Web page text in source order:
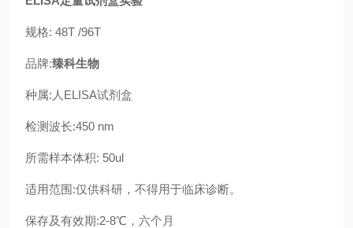
规格: 48T /96T
品牌:臻科生物
种属:人ELISA试剂盒
检测波长:450 nm
所需样本体积: 50ul
适用范围:仅供科研，不得用于临床诊断。
保存及有效期:2-8℃，六个月